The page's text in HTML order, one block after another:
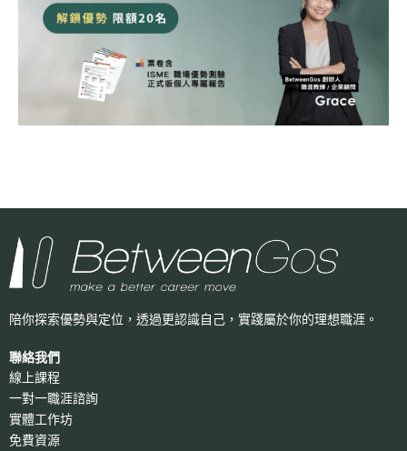
陪你探索優勢與定位，透過更認識自己， 實踐屬於你的理想職涯。
聯絡我們
線上課程
一對一職涯諮詢
實體工作坊
免費資源